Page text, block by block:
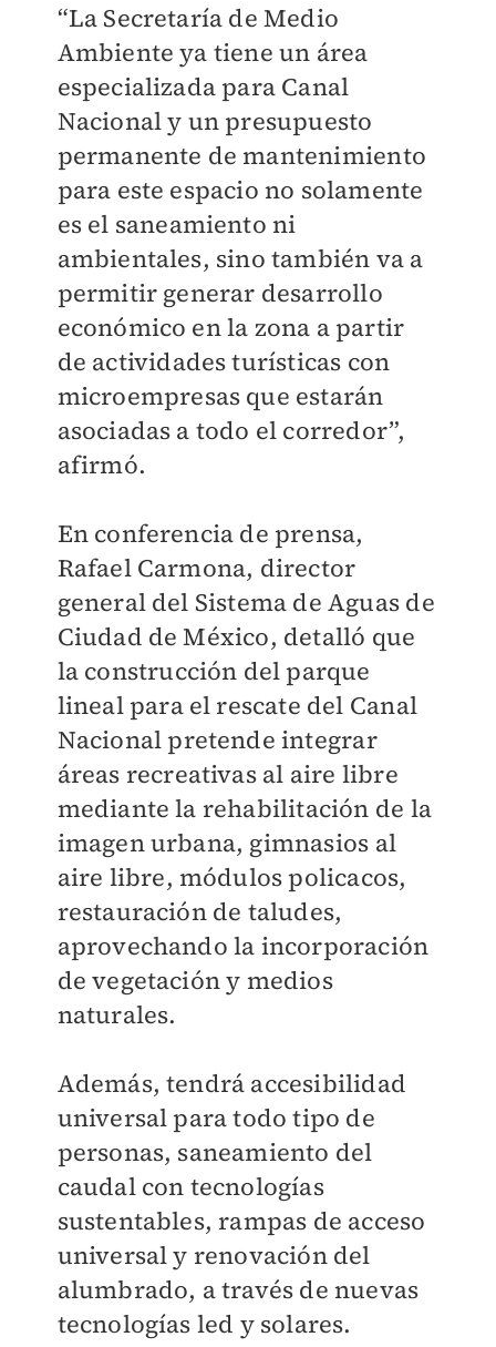
“La Secretaría de Medio
Ambiente ya tiene un área
especializada para Canal
Nacional y un presupuesto
permanente de mantenimiento
para este espacio no solamente
es el saneamiento ni
ambientales, sino también va a
permitir generar desarrollo
económico en la zona a partir
de actividades turísticas con
microempresas que estarán
asociadas a todo el corredor”,
afirmó.
En conferencia de prensa,
Rafael Carmona, director
general del Sistema de Aguas de
Ciudad de México, detalló que
la construcción del parque
lineal para el rescate del Canal
Nacional pretende integrar
áreas recreativas al aire libre
mediante la rehabilitación de la
imagen urbana, gimnasios al
aire libre, módulos policacos,
restauración de taludes,
aprovechando la incorporación
de vegetación y medios
naturales.
Además, tendrá accesibilidad
universal para todo tipo de
personas, saneamiento del
caudal con tecnologías
sustentables, rampas de acceso
universal y renovación del
alumbrado, a través de nuevas
tecnologías led y solares.